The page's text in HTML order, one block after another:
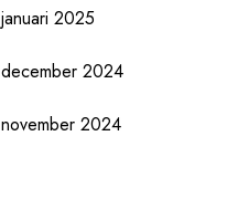
januari 2025
december 2024
november 2024